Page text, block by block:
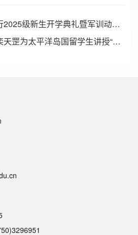
级新生开学典礼暨军训动员大会
为太平洋岛国留学生讲授“开学第一课”​​